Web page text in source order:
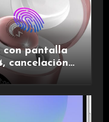
con pantalla
cancelación
de larga